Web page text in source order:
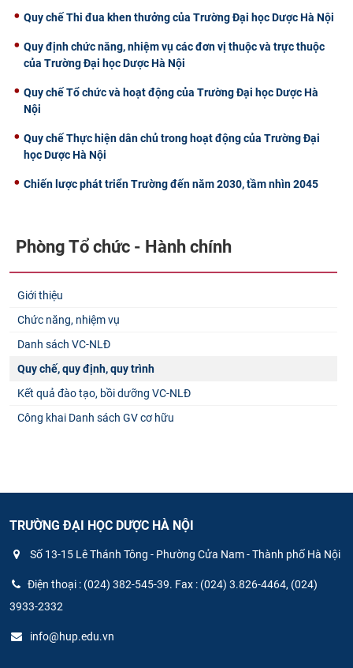
Quy chế Thi đua khen thưởng của Trường Đại học Dược Hà Nội
Quy định chức năng, nhiệm vụ các đơn vị thuộc và trực thuộc
của Trường Đại học Dược Hà Nội
Quy chế Tổ chức và hoạt động của Trường Đại học Dược Hà
Nội
Quy chế Thực hiện dân chủ trong hoạt động của Trường Đại
học Dược Hà Nội
Chiến lược phát triển Trường đến năm 2030, tầm nhìn 2045
Phòng Tổ chức - Hành chính
Giới thiệu
Chức năng, nhiệm vụ
Danh sách VC-NLĐ
Quy chế, quy định, quy trình
Kết quả đào tạo, bồi dưỡng VC-NLĐ
Công khai Danh sách GV cơ hữu
TRƯỜNG ĐẠI HỌC DƯỢC HÀ NỘI
Số 13-15 Lê Thánh Tông - Phường Cửa Nam - Thành phố Hà Nội
Điện thoại : (024) 382-545-39. Fax : (024) 3.826-4464, (024)
3933-2332
info@hup.edu.vn